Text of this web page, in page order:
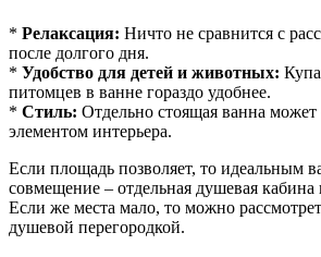
* Релаксация: Ничто не сравнится с
после долгого дня.
* Удобство для детей и животных:
питомцев в ванне гораздо удобнее.
* Стиль: Отдельно стоящая ванна может
элементом интерьера.
Если площадь позволяет, то идеальным
совмещение – отдельная душевая кабина
Если же места мало, то можно
душевой перегородкой.